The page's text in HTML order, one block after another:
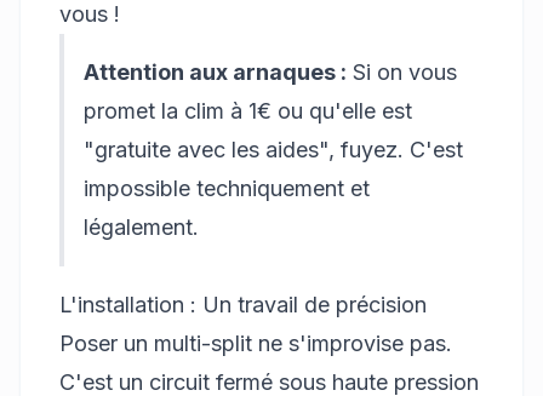
vous !
Attention aux arnaques : Si on vous
promet la clim à 1€ ou qu'elle est
"gratuite avec les aides", fuyez. C'est
impossible techniquement et
légalement.
L'installation : Un travail de précision
Poser un multi-split ne s'improvise pas.
C'est un circuit fermé sous haute pression